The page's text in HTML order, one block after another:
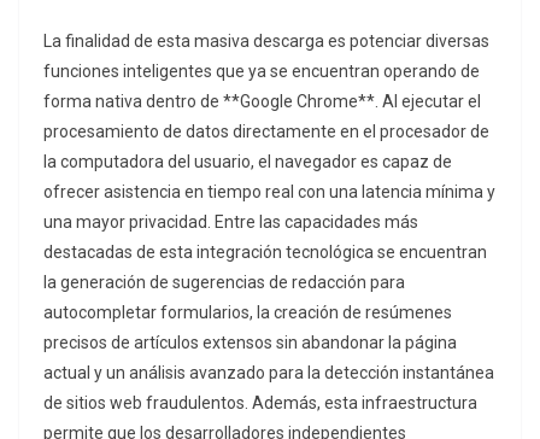
La finalidad de esta masiva descarga es potenciar diversas
funciones inteligentes que ya se encuentran operando de
forma nativa dentro de **Google Chrome**. Al ejecutar el
procesamiento de datos directamente en el procesador de
la computadora del usuario, el navegador es capaz de
ofrecer asistencia en tiempo real con una latencia mínima y
una mayor privacidad. Entre las capacidades más
destacadas de esta integración tecnológica se encuentran
la generación de sugerencias de redacción para
autocompletar formularios, la creación de resúmenes
precisos de artículos extensos sin abandonar la página
actual y un análisis avanzado para la detección instantánea
de sitios web fraudulentos. Además, esta infraestructura
permite que los desarrolladores independientes